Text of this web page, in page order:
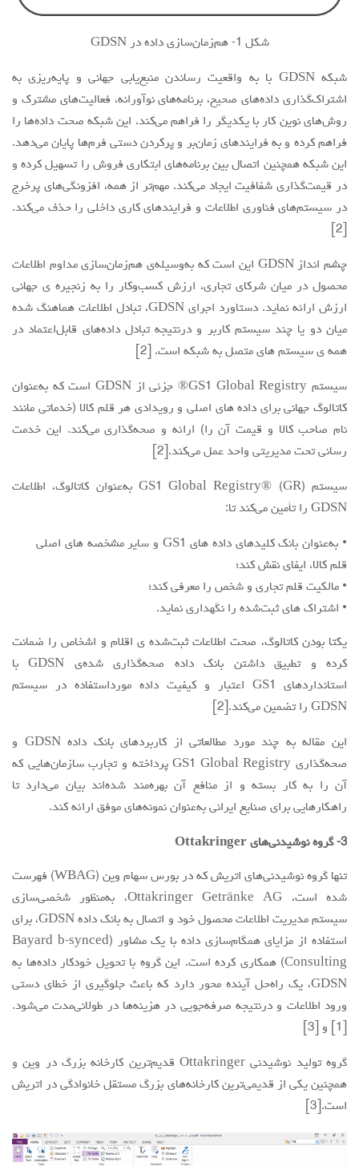
شکل 1- هم‌زمان‌سازی داده در GDSN
شبکه GDSN با به واقعیت رساندن منبع‌یابی جهانی و پایه‌ریزی به
اشتراک‌گذاری داده‌های صحیح، برنامه‌های نوآورانه، فعالیت‌های مشترک و
روش‌های نوین کار با یکدیگر را فراهم می‌کند. این شبکه صحت داده‌ها را
فراهم کرده و به فرایندهای زمان‌بر و پرکردن دستی فرم‌ها پایان می‌دهد.
این شبکه همچنین اتصال بین برنامه‌های ابتکاری فروش را تسهیل کرده و
در قیمت‌گذاری شفافیت ایجاد می‌کند. مهم‌تر از همه، افزونگی‌های پرخرج
در سیستم‌های فناوری اطلاعات و فرایندهای کاری داخلی را حذف می‌کند.
چشم انداز GDSN این است که به‌وسیله‌ی هم‌زمان‌سازی مداوم اطلاعات
محصول در میان شرکای تجاری، ارزش کسب‌وکار را به زنجیره ی جهانی
ارزش ارائه نماید. دستاورد اجرای GDSN، تبادل اطلاعات هماهنگ شده
میان دو یا چند سیستم کاربر و درنتیجه تبادل داده‌های قابل‌اعتماد در
همه ی سیستم های متصل به شبکه است. [2]
سیستم GS1 Global Registry® جزئی از GDSN است که به‌عنوان
کاتالوگ جهانی برای داده های اصلی و رویدادی هر قلم کالا (خدماتی مانند
نام صاحب کالا و قیمت آن را) ارائه و صحه‌گذاری می‌کند. این خدمت
رسانی تحت مدیریتی واحد عمل می‌کند.[2]
سیستم GS1 Global Registry® (GR) به‌عنوان کاتالوگ، اطلاعات
GDSN را تأمین می‌کند تا:
• به‌عنوان بانک کلیدهای داده های GS1 و سایر مشخصه های اصلی
قلم کالا، ایفای نقش کند؛
• مالکیت قلم تجاری و شخص را معرفی کند؛
• اشتراک های ثبت‌شده را نگهداری نماید.
یکتا بودن کاتالوگ، صحت اطلاعات ثبت‌شده ی اقلام و اشخاص را ضمانت
کرده و تطبیق داشتن بانک داده صحه‌گذاری شده‌ی GDSN با
استانداردهای GS1 اعتبار و کیفیت داده مورداستفاده در سیستم
GDSN را تضمین می‌کند.[2]
این مقاله به چند مورد مطالعاتی از کاربردهای بانک داده GDSN و
صحه‌گذاری GS1 Global Registry پرداخته و تجارب سازمان‌هایی که
آن را به کار بسته و از منافع آن بهره‌مند شده‌اند بیان می‌دارد تا
راهکارهایی برای صنایع ایرانی به‌عنوان نمونه‌های موفق ارائه کند.
3- گروه نوشیدنی‌های Ottakringer
تنها گروه نوشیدنی‌های اتریش که در بورس سهام وین (WBAG) فهرست
شده است، Ottakringer Getränke AG، به‌منظور شخصی‌سازی
سیستم مدیریت اطلاعات محصول خود و اتصال به بانک داده GDSN، برای
استفاده از مزایای همگام‌سازی داده با یک مشاور (Bayard b-synced
Consulting) همکاری کرده است. این گروه با تحویل خودکار داده‌ها به
GDSN، یک راه‌حل آینده محور دارد که باعث جلوگیری از خطای دستی
ورود اطلاعات و درنتیجه صرفه‌جویی در هزینه‌ها در طولانی‌مدت می‌شود.
گروه تولید نوشیدنی Ottakringer قدیم‌ترین کارخانه بزرگ در وین و
همچنین یکی از قدیمی‌ترین کارخانه‌های بزرگ مستقل خانوادگی در اتریش
است.[3]